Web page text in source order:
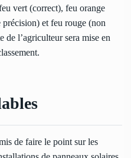
vert (correct), feu orange
précision) et feu rouge (non
de l’agriculteur sera mise en
de faire le point sur les